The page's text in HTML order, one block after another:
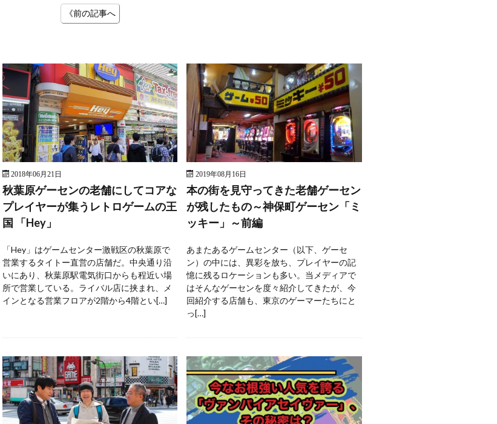
《前の記事へ
2018年06月21日
秋葉原ゲーセンの老舗にしてコアな
プレイヤーが集うレトロゲームの王
国 「Hey」
「Hey」はゲームセンター激戦区の秋葉原で
営業するタイトー直営の店舗だ。中央通り沿
いにあり、秋葉原駅電気街口からも程近い場
所で営業している。ライバル店に挟まれ、メ
インとなる営業フロアが2階から4階とい[…]
2019年08月16日
本の街を見守ってきた老舗ゲーセン
が残したもの～神保町ゲーセン「ミ
ッキー」～前編
あまたあるゲームセンター（以下、ゲーセ
ン）の中には、異彩を放ち、プレイヤーの記
憶に残るロケーションも多い。当メディアで
はそんなゲーセンを度々紹介してきたが、今
回紹介する店舗も、東京のゲーマーたちにと
っ[…]